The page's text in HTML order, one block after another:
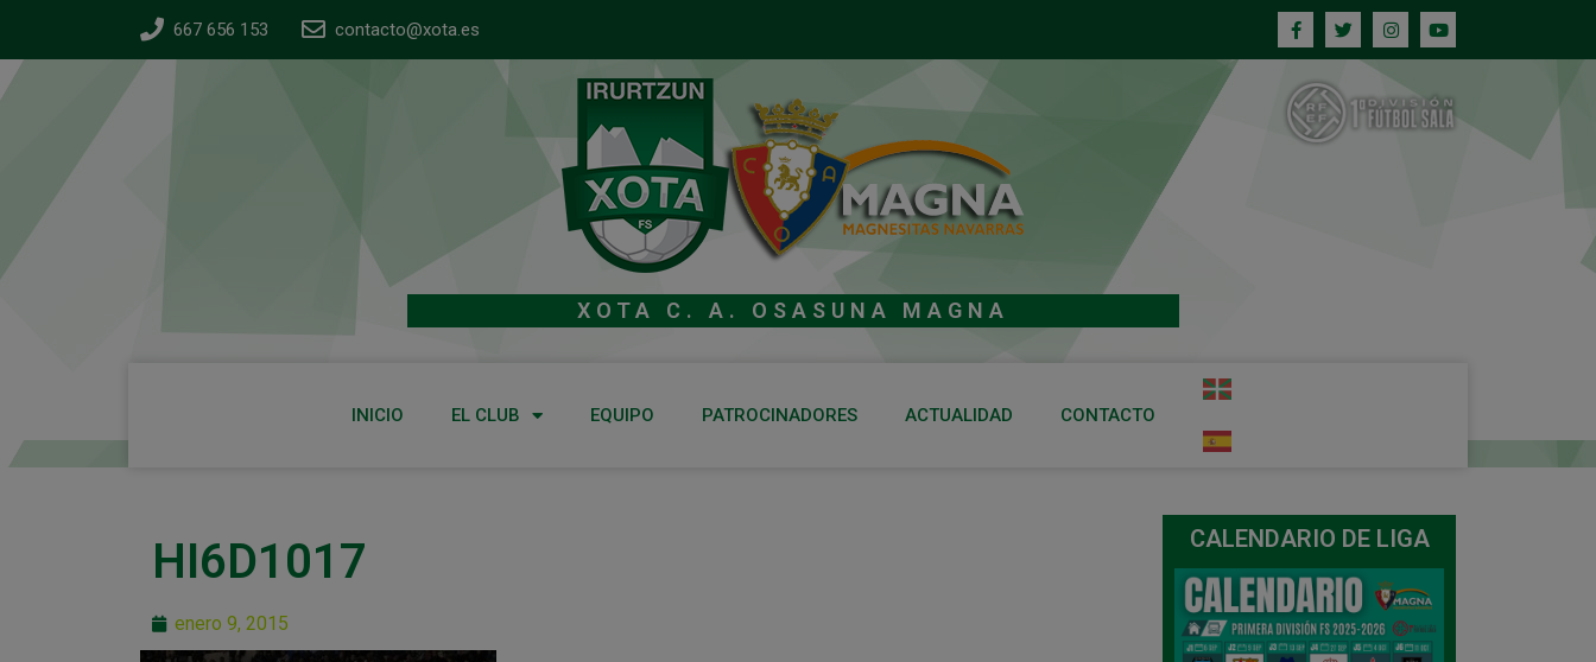
667 656 153 contacto@xota.es
XOTA C. A. OSASUNA MAGNA
INICIO EL CLUB EQUIPO PATROCINADORES ACTUALIDAD CONTACTO
HI6D1017
enero 9, 2015
CALENDARIO DE LIGA